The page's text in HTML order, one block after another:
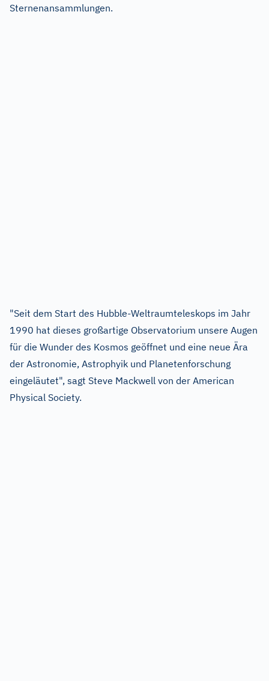
Sternenansammlungen.
"Seit dem Start des Hubble-Weltraumteleskops im Jahr
1990 hat dieses großartige Observatorium unsere Augen
für die Wunder des Kosmos geöffnet und eine neue Ära
der Astronomie, Astrophyik und Planetenforschung
eingeläutet", sagt Steve Mackwell von der American
Physical Society.